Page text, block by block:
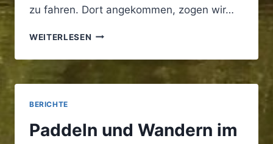
zu fahren. Dort angekommen, zogen wir…
WEITERLESEN WINTERWANDERUNG
BERICHTE
Paddeln und Wandern im